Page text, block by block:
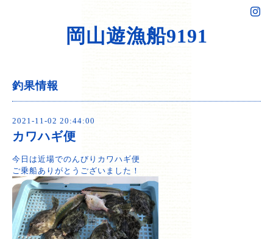
岡山遊漁船9191
釣果情報
2021-11-02 20:44:00
カワハギ便
今日は近場でのんびりカワハギ便
ご乗船ありがとうございました！